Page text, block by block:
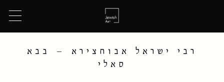
רבי ישראל אבוחצירא – בבא
סאלי